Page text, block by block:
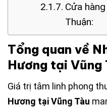
Cửa
Thuận:
Tổng quan về
Hương tại Vũng
Giá trị tâm linh phong
Hương tại Vũng Tàu